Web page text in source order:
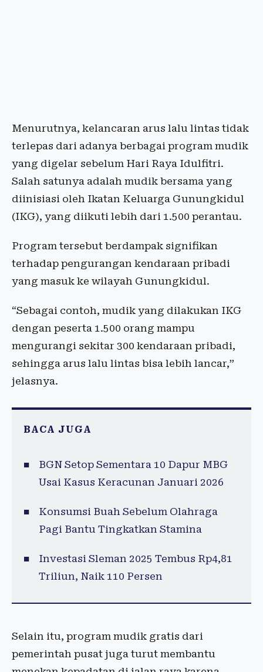
Menurutnya, kelancaran arus lalu lintas tidak
terlepas dari adanya berbagai program mudik
yang digelar sebelum Hari Raya Idulfitri.
Salah satunya adalah mudik bersama yang
diinisiasi oleh Ikatan Keluarga Gunungkidul
(IKG), yang diikuti lebih dari 1.500 perantau.
Program tersebut berdampak signifikan
terhadap pengurangan kendaraan pribadi
yang masuk ke wilayah Gunungkidul.
“Sebagai contoh, mudik yang dilakukan IKG
dengan peserta 1.500 orang mampu
mengurangi sekitar 300 kendaraan pribadi,
sehingga arus lalu lintas bisa lebih lancar,”
jelasnya.
BACA JUGA
BGN Setop Sementara 10 Dapur MBG
Usai Kasus Keracunan Januari 2026
Konsumsi Buah Sebelum Olahraga
Pagi Bantu Tingkatkan Stamina
Investasi Sleman 2025 Tembus Rp4,81
Triliun, Naik 110 Persen
Selain itu, program mudik gratis dari
pemerintah pusat juga turut membantu